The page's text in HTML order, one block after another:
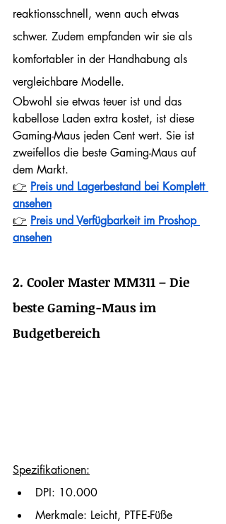
reaktionsschnell, wenn auch etwas
schwer. Zudem empfanden wir sie als
komfortabler in der Handhabung als
vergleichbare Modelle.
Obwohl sie etwas teuer ist und das
kabellose Laden extra kostet, ist diese
Gaming-Maus jeden Cent wert. Sie ist
zweifellos die beste Gaming-Maus auf
dem Markt.
👉 Preis und Lagerbestand bei Komplett
ansehen
👉 Preis und Verfügbarkeit im Proshop
ansehen
2. Cooler Master MM311 – Die
beste Gaming-Maus im
Budgetbereich
Spezifikationen:
DPI: 10.000
Merkmale: Leicht, PTFE-Füße